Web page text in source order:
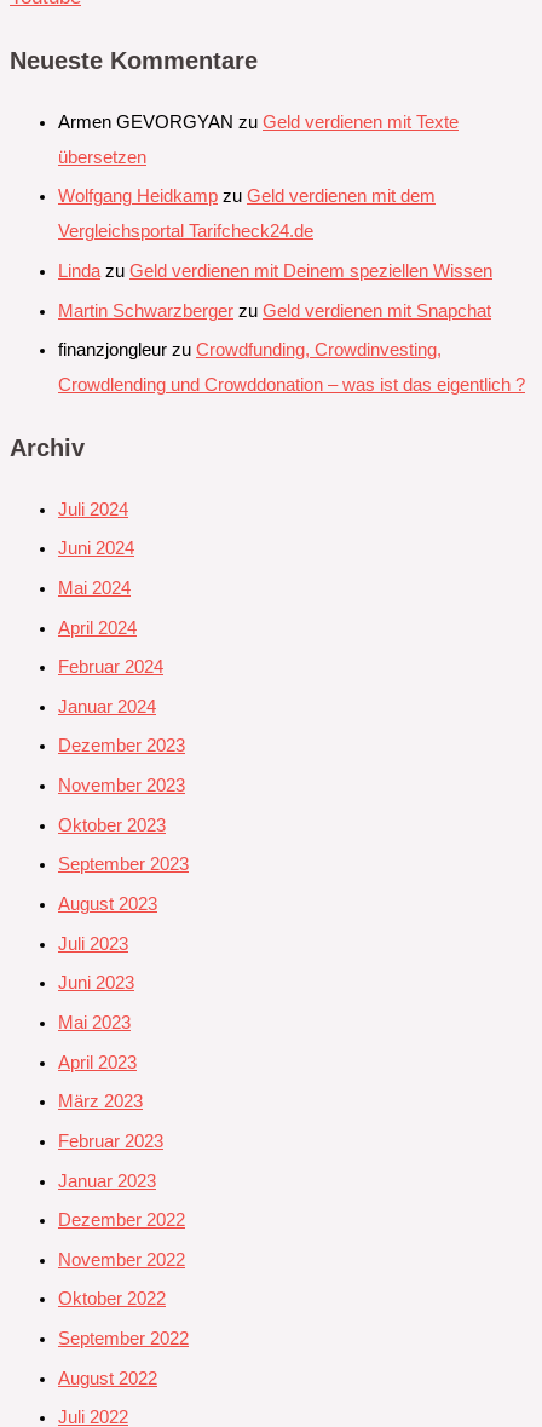
Neueste Kommentare
Armen GEVORGYAN zu Geld verdienen mit Texte
übersetzen
Wolfgang Heidkamp zu Geld verdienen mit dem
Vergleichsportal Tarifcheck24.de
Linda zu Geld verdienen mit Deinem speziellen Wissen
Martin Schwarzberger zu Geld verdienen mit Snapchat‭
finanzjongleur zu Crowdfunding, Crowdinvesting,
Crowdlending und Crowddonation – was ist das eigentlich ?
Archiv
Juli 2024
Juni 2024
Mai 2024
April 2024
Februar 2024
Januar 2024
Dezember 2023
November 2023
Oktober 2023
September 2023
August 2023
Juli 2023
Juni 2023
Mai 2023
April 2023
März 2023
Februar 2023
Januar 2023
Dezember 2022
November 2022
Oktober 2022
September 2022
August 2022
Juli 2022